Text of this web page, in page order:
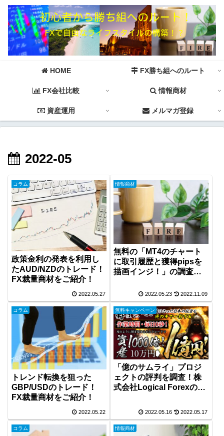
HOME FX勝ち組へのルート
FX会社比較 情報商材
資産運用 メルマガ登録
2022-05
コラム
政策金利の発表を利用し
たAUD/NZDのトレード！
FX裁量商材をご紹介！
2022.05.27
情報商材
無料の「MT4のチャート
に取引履歴と獲得pipsを
描画インジ！」の調査！
が開発！2022.05.23 2022.11.09
コラム
トレンド転換を狙った
GBP/USDのトレード！
FX裁量商材をご紹介！
2022.05.22
無料キャンペーン
「億のサムライ」プロジ
ェクトの評判を調査！株
式会社Logical Forexの倉
2022.05.16 2022.05.17
コラム 情報商材